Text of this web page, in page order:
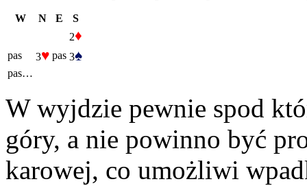
W N E
S
2♦
pas 3♥ pas 3♠
pas…
W wyjdzie pewnie spod
góry, a nie powinno być
karowej, co umożliwi